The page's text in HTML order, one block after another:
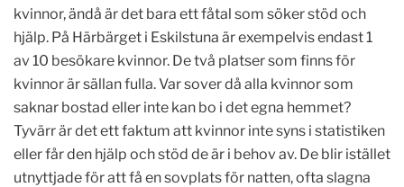
kvinnor, ändå är det bara ett fåtal som söker stöd och
hjälp. På Härbärget i Eskilstuna är exempelvis endast 1
av 10 besökare kvinnor. De två platser som finns för
kvinnor är sällan fulla. Var sover då alla kvinnor som
saknar bostad eller inte kan bo i det egna hemmet?
Tyvärr är det ett faktum att kvinnor inte syns i statistiken
eller får den hjälp och stöd de är i behov av. De blir istället
utnyttjade för att få en sovplats för natten, ofta slagna